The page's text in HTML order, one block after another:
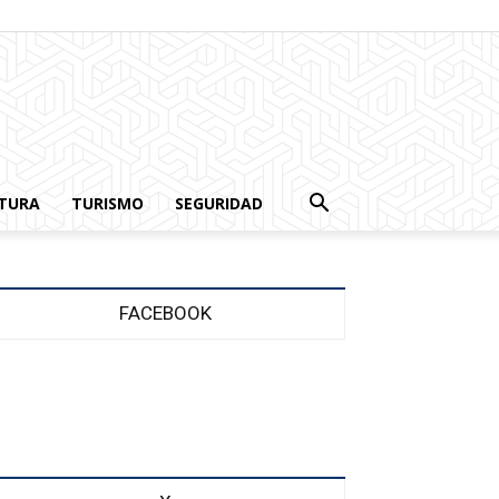
TURISMO SEGURIDAD
FACEBOOK